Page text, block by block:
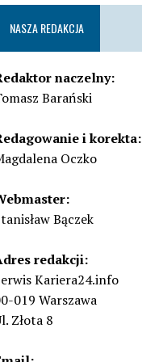
NASZA REDAKCJA
naczelny:
Barański
i korekta:
Oczko
Bączek
redakcji:
Kariera24.info
019 Warszawa
Złota 8